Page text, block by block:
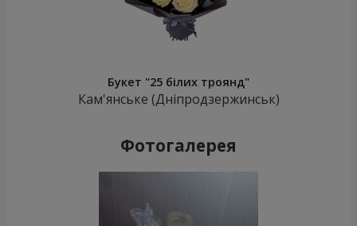
Букет "25 білих троянд"
Кам'янське (Дніпродзержинськ)
Фотогалерея